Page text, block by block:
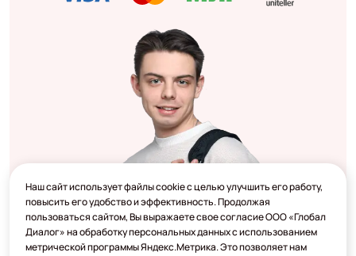
Наш сайт использует файлы cookie с целью улучшить его работу,
повысить его удобство и эффективность. Продолжая
пользоваться сайтом, Вы выражаете свое согласие ООО «Глобал
Диалог» на обработку персональных данных с использованием
метрической программы Яндекс.Метрика. Это позволяет нам